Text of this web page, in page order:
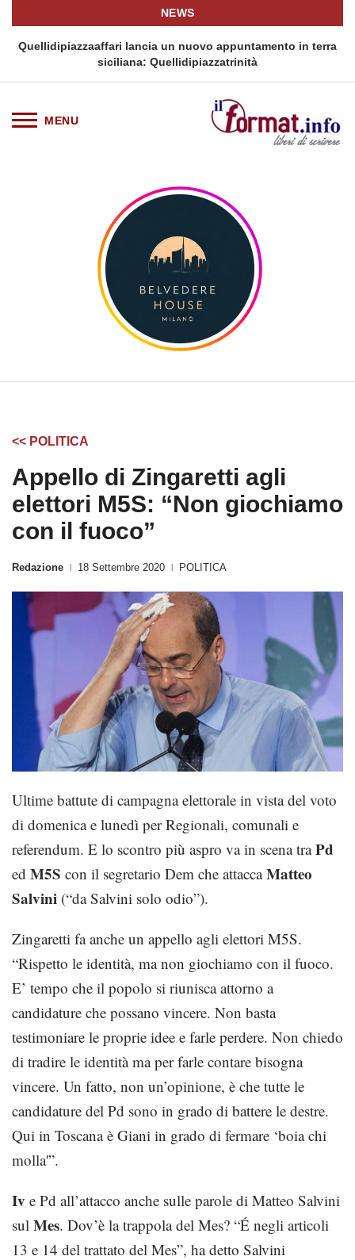
NEWS
Quellidipiazzaaffari lancia un nuovo appuntamento in terra
siciliana: Quellidipiazzatrinità
<< POLITICA
Appello di Zingaretti agli
elettori M5S: “Non giochiamo
con il fuoco”
Redazione 18 Settembre 2020 POLITICA
Ultime battute di campagna elettorale in vista del voto
di domenica e lunedì per Regionali, comunali e
referendum. E lo scontro più aspro va in scena traPd
ed M5S con il segretario Dem che attaccaMatteo
Salvini (“da Salvini solo odio”).
Zingaretti fa anche un appello agli elettori M5S.
“Rispetto le identità, ma non giochiamo con il fuoco.
E’ tempo che il popolo si riunisca attorno a
candidature che possano vincere. Non basta
testimoniare le proprie idee e farle perdere. Non chiedo
di tradire le identità ma per farle contare bisogna
vincere. Un fatto, non un’opinione, è che tutte le
candidature del Pd sono in grado di battere le destre.
Qui in Toscana è Giani in grado di fermare ‘boia chi
molla'”.
Iv e Pd all’attacco anche sulle parole di Matteo Salvini
sul Mes. Dov’è la trappola del Mes? “É negli articoli
13 e 14 del trattato del Mes”, ha detto Salvini